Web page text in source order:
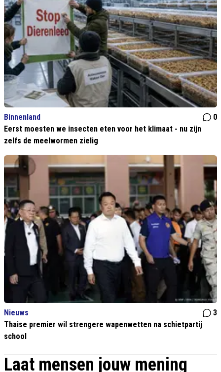
Binnenland
0
Eerst moesten we insecten eten voor het klimaat - nu zijn
zelfs de meelwormen zielig
Nieuws
3
Thaise premier wil strengere wapenwetten na schietpartij
school
Laat mensen jouw mening